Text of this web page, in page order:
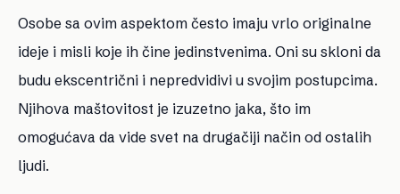
Osobe sa ovim aspektom često imaju vrlo originalne
ideje i misli koje ih čine jedinstvenima. Oni su skloni da
budu ekscentrični i nepredvidivi u svojim postupcima.
Njihova maštovitost je izuzetno jaka, što im
omogućava da vide svet na drugačiji način od ostalih
ljudi.